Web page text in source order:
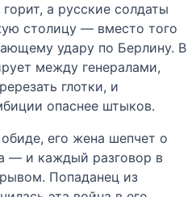
а русские солдаты
столицу — вместо того
удару по Берлину. В
между генералами,
глотки, и
опаснее штыков.
его жена шепчет о
— и каждый разговор в
Попаданец из